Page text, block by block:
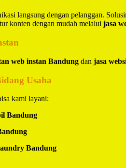
langsung dengan pelanggan.
konten dengan mudah melalui jasa
web instan Bandung dan jasa
Usaha
kami layani:
Bandung
Bandung